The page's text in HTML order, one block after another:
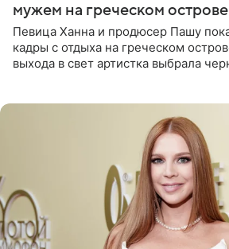
мужем на греческом
Певица Ханна и продюсер Пашу
кадры с отдыха на греческом
выхода в свет артистка выбрала